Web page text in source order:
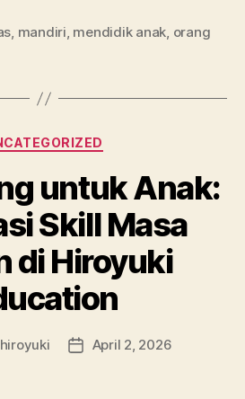
, mandiri, mendidik anak, orang
untuk Anak:
Skill Masa
di Hiroyuki
April 2, 2026